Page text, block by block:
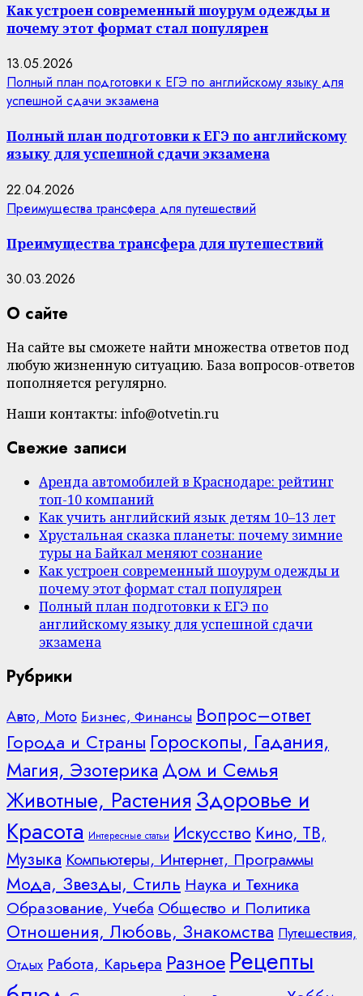
Как устроен современный шоурум одежды и
почему этот формат стал популярен
13.05.2026
Полный план подготовки к ЕГЭ по английскому языку для
успешной сдачи экзамена
Полный план подготовки к ЕГЭ по английскому
языку для успешной сдачи экзамена
22.04.2026
Преимущества трансфера для путешествий
Преимущества трансфера для путешествий
30.03.2026
О сайте
На сайте вы сможете найти множества ответов под
любую жизненную ситуацию. База вопросов-ответов
пополняется регулярно.
Наши контакты: info@otvetin.ru
Свежие записи
Аренда автомобилей в Краснодаре: рейтинг
топ-10 компаний
Как учить английский язык детям 10–13 лет
Хрустальная сказка планеты: почему зимние
туры на Байкал меняют сознание
Как устроен современный шоурум одежды и
почему этот формат стал популярен
Полный план подготовки к ЕГЭ по
английскому языку для успешной сдачи
экзамена
Рубрики
Авто, Мото Бизнес, Финансы Вопрос–ответ
Города и Страны Гороскопы, Гадания,
Магия, Эзотерика Дом и Семья
Животные, Растения Здоровье и
Красота Интересные статьи Искусство Кино, ТВ,
Музыка Компьютеры, Интернет, Программы
Мода, Звезды, Стиль Наука и Техника
Образование, Учеба Общество и Политика
Отношения, Любовь, Знакомства Путешествия,
Отдых Работа, Карьера Разное Рецепты